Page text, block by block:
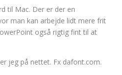
til Mac. Der er der en
man kan arbejde lidt mere frit
også rigtig fint til at
jeg på nettet. Fx dafont.com.